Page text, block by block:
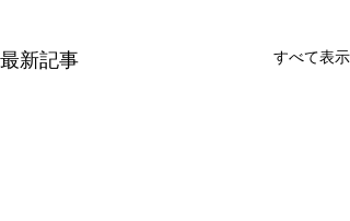
最新記事 すべて表示